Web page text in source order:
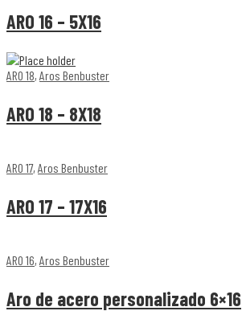
ARO 16 – 5X16
ARO 18, Aros Benbuster
ARO 18 – 8X18
ARO 17, Aros Benbuster
ARO 17 – 17X16
ARO 16, Aros Benbuster
Aro de acero personalizado 6×16